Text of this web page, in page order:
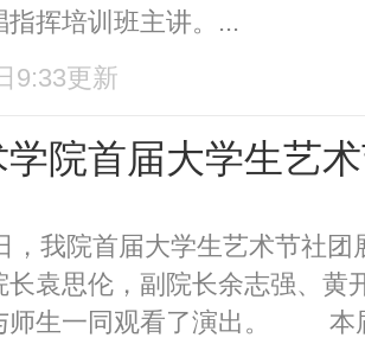
挥培训班主讲。...
9:33更新
院首届大学生艺
我院首届大学生艺术节社团
长袁思伦，副院长余志强、黄
师生一同观看了演出。 本